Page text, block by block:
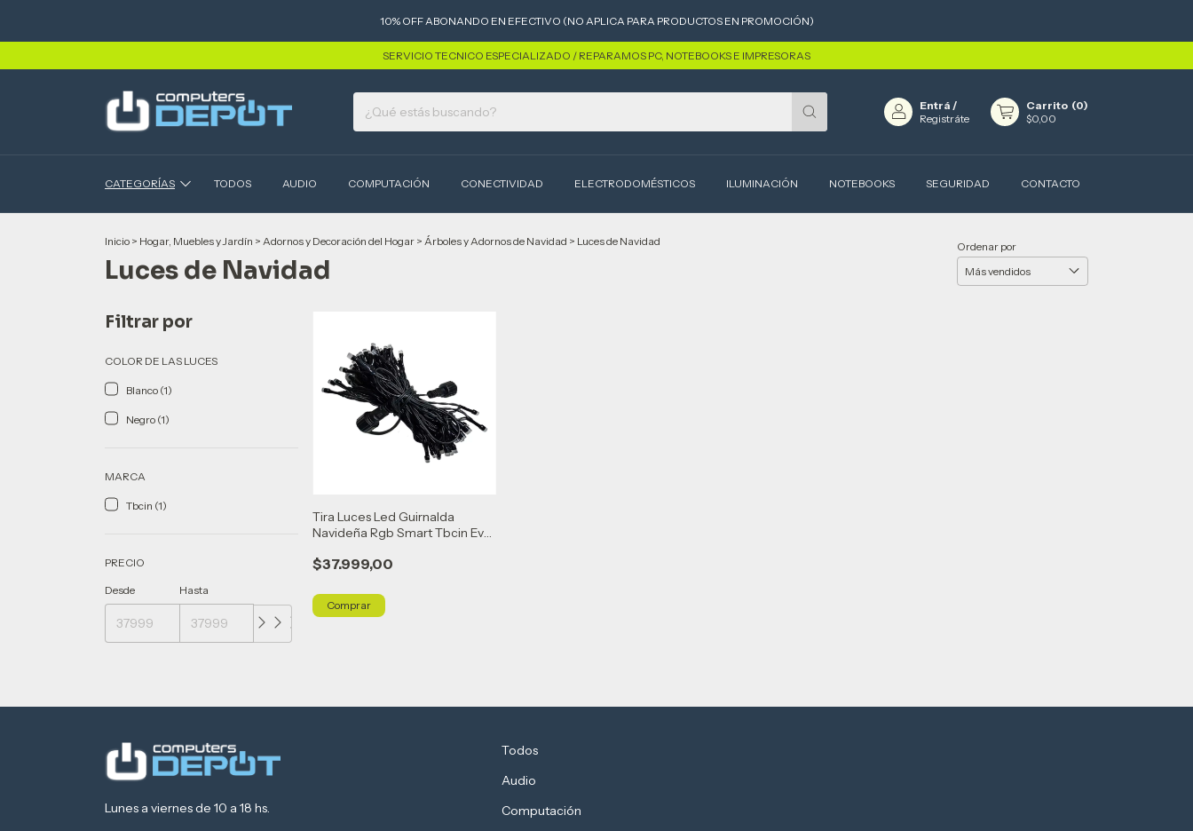
10% OFF ABONANDO EN EFECTIVO (NO APLICA PARA PRODUCTOS EN PROMOCIÓN)
SERVICIO TECNICO ESPECIALIZADO / REPARAMOS PC, NOTEBOOKS E IMPRESORAS
Entrá /
Registráte
Carrito (0)
$0,00
CATEGORÍAS TODOS AUDIO COMPUTACIÓN CONECTIVIDAD ELECTRODOMÉSTICOS ILUMINACIÓN NOTEBOOKS SEGURIDAD CONTACTO
Inicio > Hogar, Muebles y Jardín > Adornos y Decoración del Hogar > Árboles y Adornos de Navidad > Luces de Navidad
Luces de Navidad
Ordenar por
Filtrar por
COLOR DE LAS LUCES
Blanco (1)
Negro (1)
MARCA
Tbcin (1)
PRECIO
Desde Hasta
Tira Luces Led Guirnalda
Navideña Rgb Smart Tbcin Ev-
$37.999,00
Comprar
Lunes a viernes de 10 a 18 hs.
Todos
Audio
Computación